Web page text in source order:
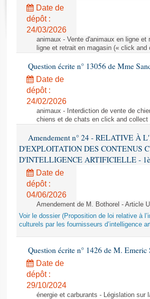
Rapports législatifs
Rapports sur l'application des lois
Baromètre de l’application des lois
Dossiers législatifs
Budget et sécurité sociale
Questions écrites et orales
Comptes rendus des débats
Date de
dépôt :
24/03/2026
animaux - Vente d'animaux en ligne
ligne et retrait en magasin (« click and
Question écrite n° 13056 de Mme
Date de
dépôt :
24/02/2026
animaux - Interdiction de vente de
chiens et de chats en click and collect
Amendement n° 24 - RELATIVE À
D'EXPLOITATION DES CONTENUS
D'INTELLIGENCE ARTIFICIELLE -
Date de
dépôt :
04/06/2026
Amendement de M. Bothorel - Article
Voir le dossier (Proposition de loi relative à
culturels par les fournisseurs d’intelligence
Question écrite n° 1426 de M. Emeric
Date de
dépôt :
29/10/2024
énergie et carburants - Législation sur